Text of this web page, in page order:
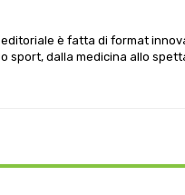
è fatta di format
sport, dalla medicina allo